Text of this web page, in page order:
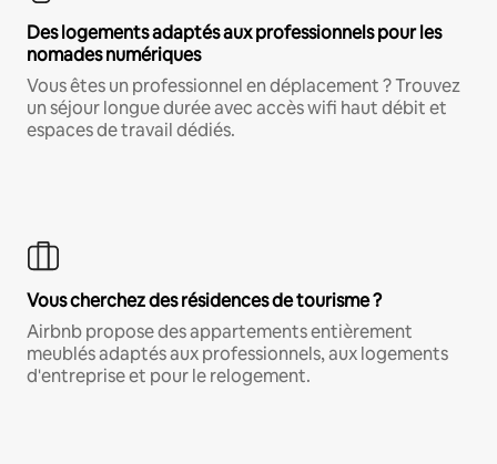
Des logements adaptés aux professionnels pour les
nomades numériques
Vous êtes un professionnel en déplacement ? Trouvez
un séjour longue durée avec accès wifi haut débit et
espaces de travail dédiés.
Vous cherchez des résidences de tourisme ?
Airbnb propose des appartements entièrement
meublés adaptés aux professionnels, aux logements
d'entreprise et pour le relogement.